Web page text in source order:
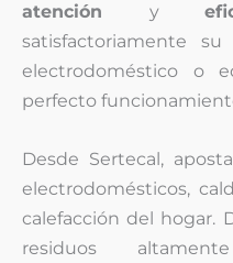
atención y
satisfactoriamente
electrodoméstico o
perfecto
Desde Sertecal,
electrodomésticos,
calefacción del hogar.
residuos